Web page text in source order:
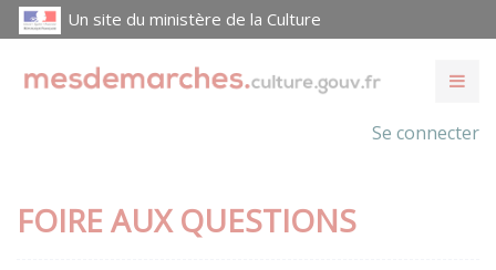
Un site du ministère de la Culture
Se connecter
FOIRE AUX QUESTIONS